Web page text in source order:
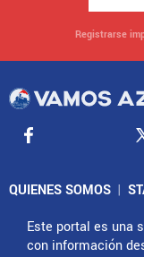
Registrarse
QUIENES SOMOS |
Este portal es una
con información